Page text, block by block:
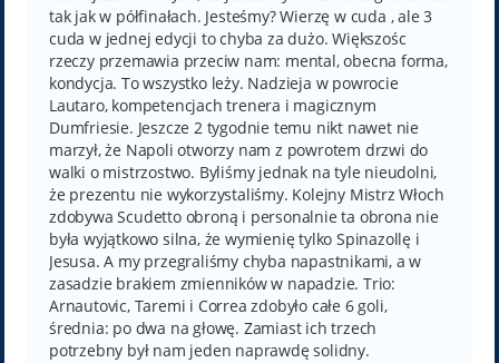
tak jak w półfinałach. Jesteśmy? Wierzę w cuda , ale 3
cuda w jednej edycji to chyba za dużo. Większośc
rzeczy przemawia przeciw nam: mental, obecna forma,
kondycja. To wszystko leży. Nadzieja w powrocie
Lautaro, kompetencjach trenera i magicznym
Dumfriesie. Jeszcze 2 tygodnie temu nikt nawet nie
marzył, że Napoli otworzy nam z powrotem drzwi do
walki o mistrzostwo. Byliśmy jednak na tyle nieudolni,
że prezentu nie wykorzystaliśmy. Kolejny Mistrz Włoch
zdobywa Scudetto obroną i personalnie ta obrona nie
była wyjątkowo silna, że wymienię tylko Spinazollę i
Jesusa. A my przegraliśmy chyba napastnikami, a w
zasadzie brakiem zmienników w napadzie. Trio:
Arnautovic, Taremi i Correa zdobyło całe 6 goli,
średnia: po dwa na głowę. Zamiast ich trzech
potrzebny był nam jeden naprawdę solidny.